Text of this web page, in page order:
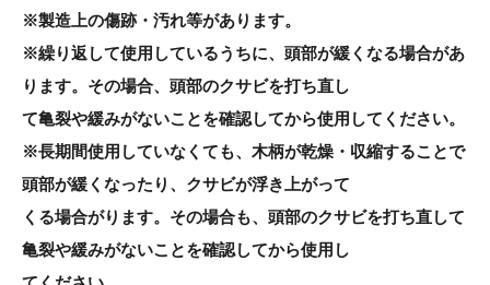
※製造上の傷跡・汚れ等があります。
※繰り返して使用しているうちに、頭部が緩くなる場合があ
ります。その場合、頭部のクサビを打ち直し
て亀裂や緩みがないことを確認してから使用してください。
※長期間使用していなくても、木柄が乾燥・収縮することで
頭部が緩くなったり、クサビが浮き上がって
くる場合がります。その場合も、頭部のクサビを打ち直して
亀裂や緩みがないことを確認してから使用し